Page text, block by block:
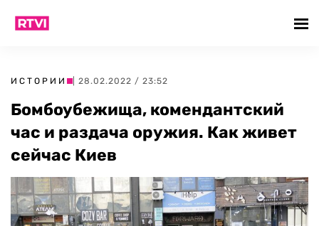
ИСТОРИИ | 28.02.2022 / 23:52
Бомбоубежища, комендантский
час и раздача оружия. Как живет
сейчас Киев